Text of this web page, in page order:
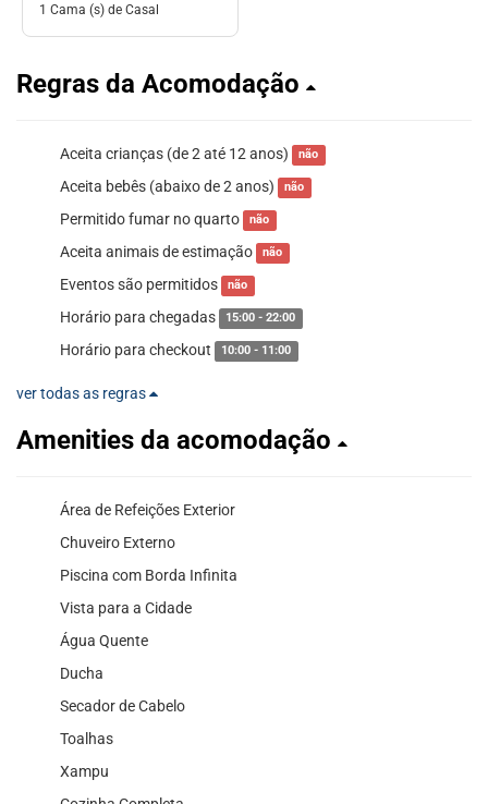
1 Cama (s) de Casal
Regras da Acomodação
Aceita crianças (de 2 até 12 anos) não
Aceita bebês (abaixo de 2 anos) não
Permitido fumar no quarto não
Aceita animais de estimação não
Eventos são permitidos não
Horário para chegadas 15:00 - 22:00
Horário para checkout 10:00 - 11:00
ver todas as regras
Amenities da acomodação
Área de Refeições Exterior
Chuveiro Externo
Piscina com Borda Infinita
Vista para a Cidade
Água Quente
Ducha
Secador de Cabelo
Toalhas
Xampu